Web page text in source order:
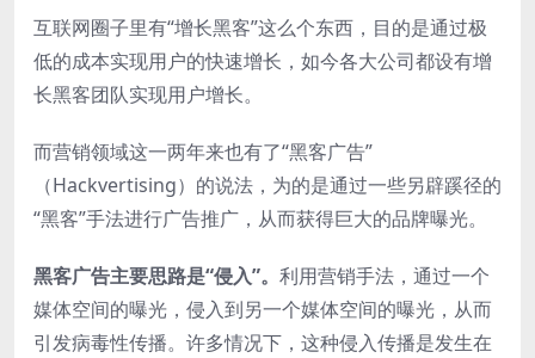
互联网圈子里有“增长黑客”这么个东西，目的是通过极
低的成本实现用户的快速增长，如今各大公司都设有增
长黑客团队实现用户增长。
而营销领域这一两年来也有了“黑客广告”
（Hackvertising）的说法，为的是通过一些另辟蹊径的
“黑客”手法进行广告推广，从而获得巨大的品牌曝光。
黑客广告主要思路是“侵入”。 利用营销手法，通过一个
媒体空间的曝光，侵入到另一个媒体空间的曝光，从而
引发病毒性传播。许多情况下，这种侵入传播是发生在